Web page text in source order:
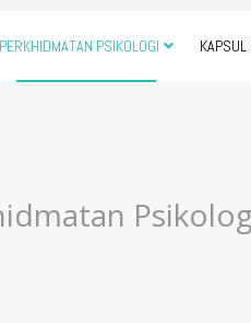
PERKHIDMATAN PSIKOLOGI KAPSUL